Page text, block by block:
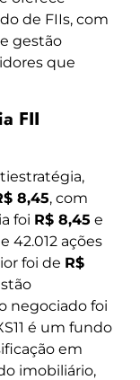
de FIIs, com
gestão
que
FII
8,45, com
foi R$ 8,45 e
42.012 ações
foi de R$
negociado foi
é um fundo
em
imobiliário,